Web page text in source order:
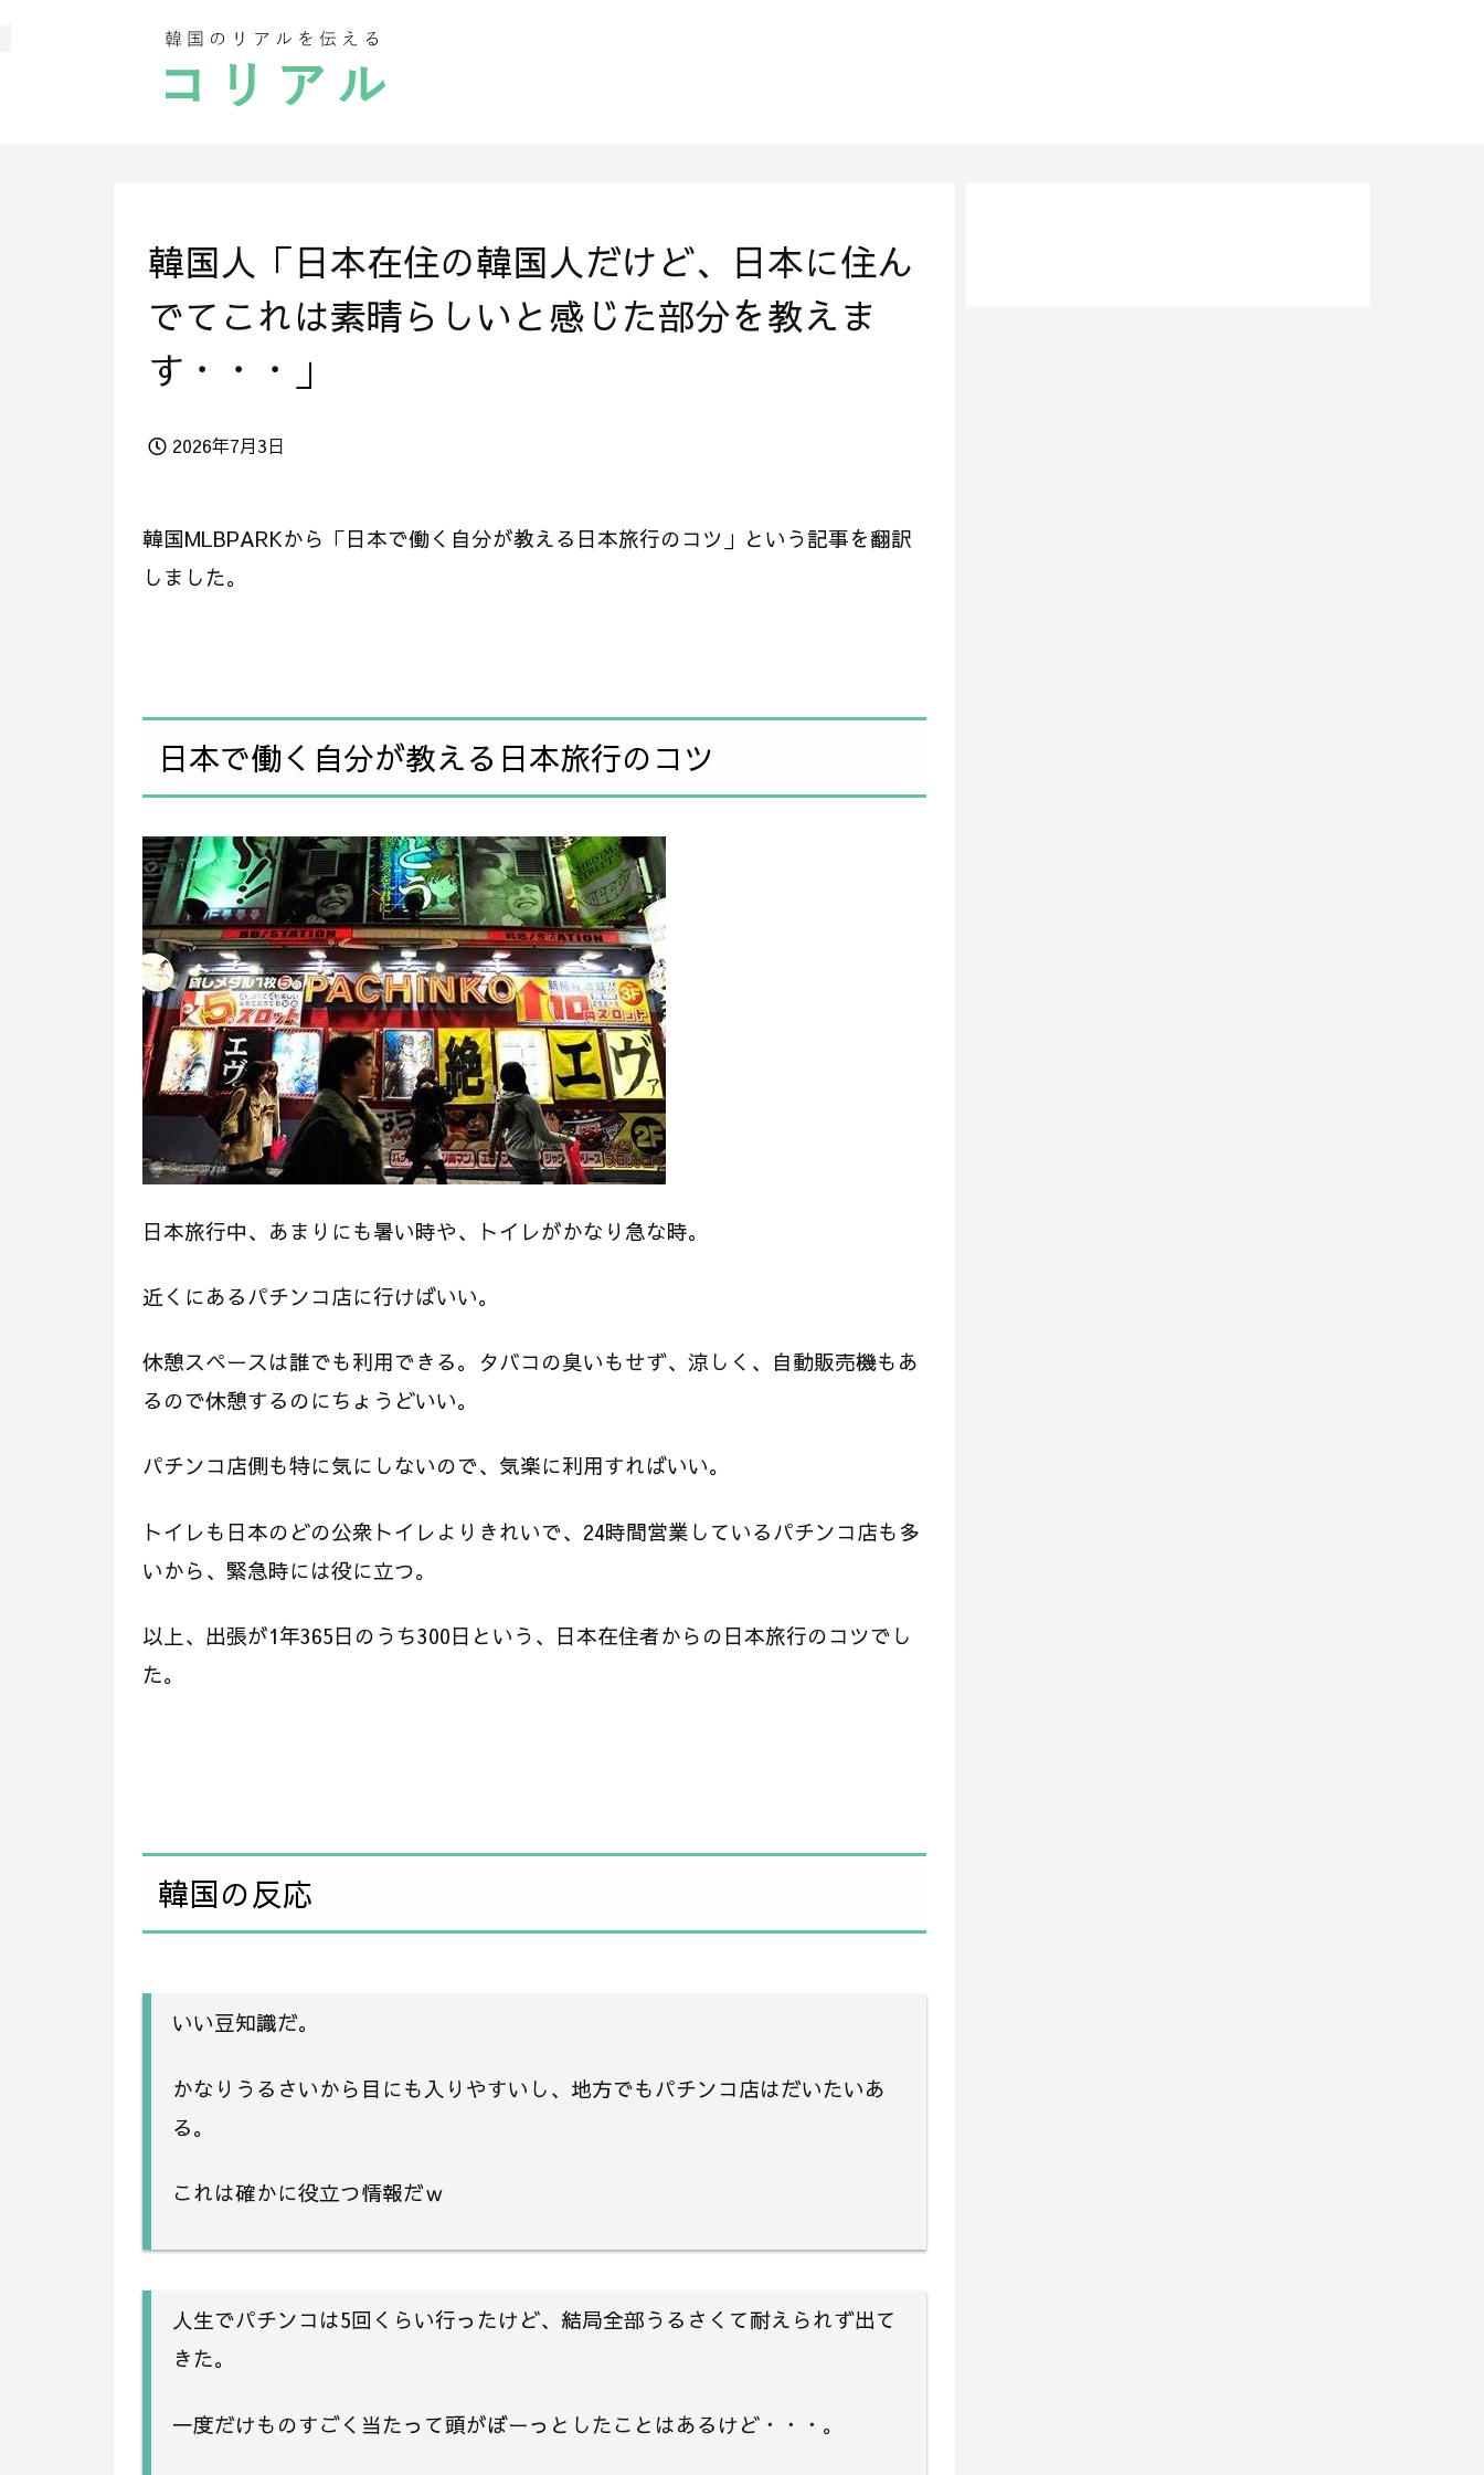
韓国人「日本在住の韓国人だけど、日本に住ん
でてこれは素晴らしいと感じた部分を教えま
す・・・」
2026年7月3日
韓国MLBPARKから「日本で働く自分が教える日本旅行のコツ」という記事を翻訳
しました。
日本で働く自分が教える日本旅行のコツ
日本旅行中、あまりにも暑い時や、トイレがかなり急な時。
近くにあるパチンコ店に行けばいい。
休憩スペースは誰でも利用できる。タバコの臭いもせず、涼しく、自動販売機もあ
るので休憩するのにちょうどいい。
パチンコ店側も特に気にしないので、気楽に利用すればいい。
トイレも日本のどの公衆トイレよりきれいで、24時間営業しているパチンコ店も多
いから、緊急時には役に立つ。
以上、出張が1年365日のうち300日という、日本在住者からの日本旅行のコツでし
た。
韓国の反応
いい豆知識だ。
かなりうるさいから目にも入りやすいし、地方でもパチンコ店はだいたいあ
る。
これは確かに役立つ情報だｗ
人生でパチンコは5回くらい行ったけど、結局全部うるさくて耐えられず出て
きた。
一度だけものすごく当たって頭がぼーっとしたことはあるけど・・・。